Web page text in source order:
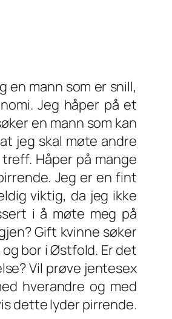
en mann som er snill,
Jeg håper på et
en mann som kan
jeg skal møte andre
Håper på mange
Jeg er en fint
viktig, da jeg ikke
i å møte meg på
Gift kvinne søker
og bor i Østfold. Er det
Vil prøve jentesex
hverandre og med
dette lyder pirrende.